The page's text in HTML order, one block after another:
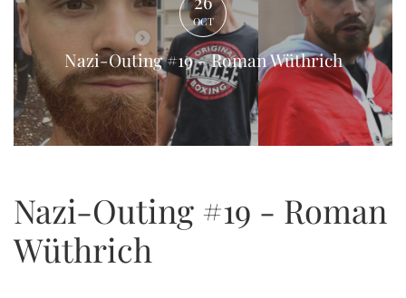
26
OCT
Nazi-Outing #19 - Roman Wüthrich
Nazi-Outing #19 - Roman
Wüthrich